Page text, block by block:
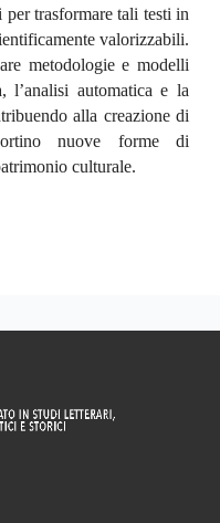
trasformare tali testi in
valorizzabili.
metodologie e modelli
l’analisi automatica e la
alla creazione di
nuove forme di
culturale.